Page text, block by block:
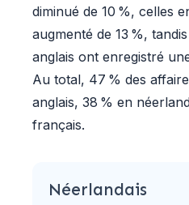
litiges performants,
et une complexité
diminué de 10 %, celles
augmenté de 13 %,
anglais ont enregistré
Au total, 47 % des
anglais, 38 % en
français.
Néerlandais